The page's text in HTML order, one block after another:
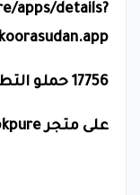
apps/details?
17756 حملو التطبيق
على متجر